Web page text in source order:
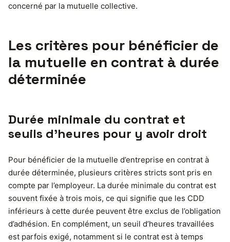
concerné par la mutuelle collective.
Les critères pour bénéficier de
la mutuelle en contrat à durée
déterminée
Durée minimale du contrat et
seuils d’heures pour y avoir droit
Pour bénéficier de la mutuelle d’entreprise en contrat à
durée déterminée, plusieurs critères stricts sont pris en
compte par l’employeur. La durée minimale du contrat est
souvent fixée à trois mois, ce qui signifie que les CDD
inférieurs à cette durée peuvent être exclus de l’obligation
d’adhésion. En complément, un seuil d’heures travaillées
est parfois exigé, notamment si le contrat est à temps